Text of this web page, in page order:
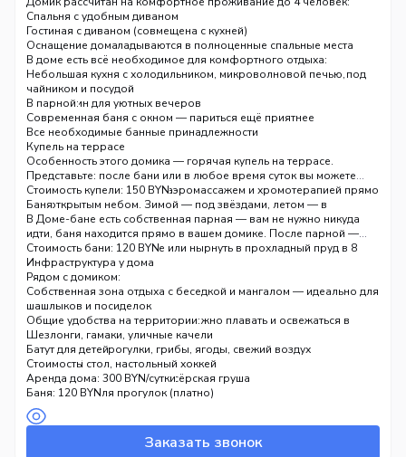
Вместимость: до 4 человек
Стоимость: 300 BYN за домик в сутки
Спальня с удобным диваном
Гостиная с диваном (совмещена с кухней)
Оба дивана раскладываются в полноценные спальные места
Санузел с душевой
Парная прямо в доме — не нужно никуда идти, баня всегда под
рукой
Оснащение дома
В доме есть всё необходимое для комфортного отдыха:
Небольшая кухня с холодильником, микроволновой печью,
чайником и посудой
Печь-камин для уютных вечеров
Телевизор smart TV (YouTube, просмотр кино онлайн)
Постельное бельё и свежие полотенца
Бесплатный Wi-Fi
Мягкая мебель и тёплые пледы
В парной:
Современная баня с окном — париться ещё приятнее
Все необходимые банные принадлежности
Купель на террасе
Особенность этого домика — горячая купель на террасе.
Представьте: после бани или в любое время суток вы можете
окунуться в тёплую воду с аэромассажем и хромотерапией прямо
под открытым небом. Зимой — под звёздами, летом — в
окружении зелени. Это настоящий релакс для тела и души.
Стоимость купели: 150 BYN
Баня
В Доме-бане есть собственная парная — вам не нужно никуда
идти, баня находится прямо в вашем домике. После парной —
сразу в купель на террасе или нырнуть в прохладный пруд в 8
метрах.
Стоимость бани: 120 BYN
Инфраструктура у дома
Рядом с домиком:
Собственная зона отдыха с беседкой и мангалом — идеально для
шашлыков и посиделок
Купальный пруд в 8 метрах — можно плавать и освежаться в
любое время
Лес вокруг — прогулки, грибы, ягоды, свежий воздух
Общие удобства на территории:
Шезлонги, гамаки, уличные качели
Батут для детей
Теннисный стол, настольный хоккей
Спортивный тренажёр, боксёрская груша
Велосипеды для прогулок (платно)
Стоимость
Аренда дома: 300 BYN/сутки
Баня: 120 BYN
Купель: 150 BYN
Заказать звонок